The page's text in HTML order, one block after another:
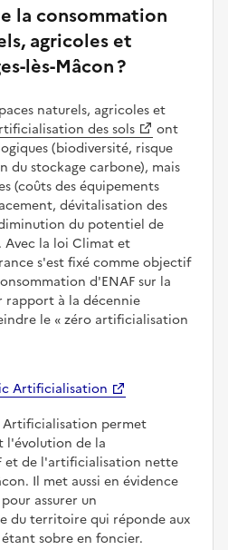
la consommation
agricoles et
lès-Mâcon ?
naturels, agricoles et
des sols
ont
(biodiversité, risque
stockage carbone), mais
(coûts des équipements
dévitalisation des
du potentiel de
la loi Climat et
s'est fixé comme objectif
d'ENAF sur la
rapport à la décennie
le
zéro artificialisation
Artificialisation
Artificialisation permet
l'évolution de la
et de l'artificialisation nette
Il met aussi en évidence
assurer un
du territoire qui réponde aux
sobre en foncier.